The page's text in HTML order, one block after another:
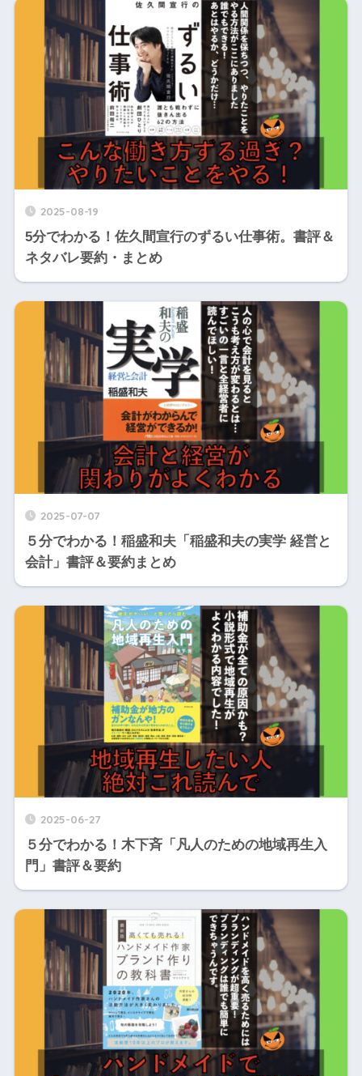
2025-08-19
5分でわかる！佐久間宣行のずるい仕事術。書評＆
ネタバレ要約・まとめ
2025-07-07
５分でわかる！稲盛和夫「稲盛和夫の実学 経営と
会計」書評＆要約まとめ
2025-06-27
５分でわかる！木下斉「凡人のための地域再生入
門」書評＆要約